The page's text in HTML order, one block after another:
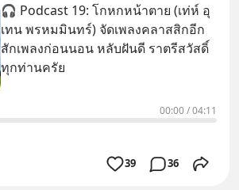
🎧 Podcast 19: โกหกหน้าตาย (เท่ห์ อุ
เทน พรหมมินทร์) จัดเพลงคลาสสิกอีก
สักเพลงก่อนนอน หลับฝันดี ราตรีสวัสดิ์
ทุกท่านครัย
00:00/04:11
39 36